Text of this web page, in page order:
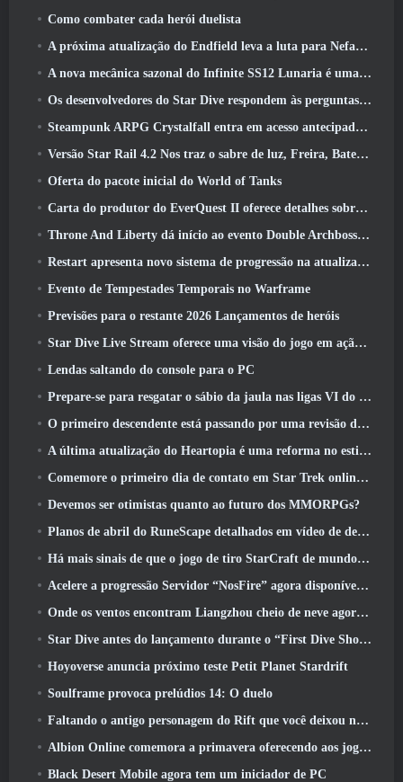
Como combater cada herói duelista
A próxima atualização do Endfield leva a luta para Nefarith
A nova mecânica sazonal do Infinite SS12 Lunaria é uma das “maiores adições” ao jogo
Os desenvolvedores do Star Dive respondem às perguntas dos jogadores em uma transmissão ao vivo surpresa
Steampunk ARPG Crystalfall entra em acesso antecipado, Mas não sem alguns problemas
Versão Star Rail 4.2 Nos traz o sabre de luz, Freira, Baterista Trailblazer e um emanador de euforia
Oferta do pacote inicial do World of Tanks
Carta do produtor do EverQuest II oferece detalhes sobre servidor de expansão bloqueado por tempo
Throne And Liberty dá início ao evento Double Archboss Spawn
Restart apresenta novo sistema de progressão na atualização da temporada SS4
Evento de Tempestades Temporais no Warframe
Previsões para o restante 2026 Lançamentos de heróis
Star Dive Live Stream oferece uma visão do jogo em ação antes do lançamento
Lendas saltando do console para o PC
Prepare-se para resgatar o sábio da jaula nas ligas VI do RuneScape da velha escola: Pactos Demoníacos
O primeiro descendente está passando por uma revisão de acordo com o Dev Stream
A última atualização do Heartopia é uma reforma no estilo Alice no país das maravilhas
Comemore o primeiro dia de contato em Star Trek online e ganhe uma nova versão do Nobel Intel Battlecruiser
Devemos ser otimistas quanto ao futuro dos MMORPGs?
Planos de abril do RuneScape detalhados em vídeo de desenvolvimento
Há mais sinais de que o jogo de tiro StarCraft de mundo aberto pode ser uma coisa real
Acelere a progressão Servidor “NosFire” agora disponível no NosTale
Onde os ventos encontram Liangzhou cheio de neve agora disponível com o lançamento da versão 1.5
Star Dive antes do lançamento durante o “First Dive Show”
Hoyoverse anuncia próximo teste Petit Planet Stardrift
Soulframe provoca prelúdios 14: O duelo
Faltando o antigo personagem do Rift que você deixou no servidor morto? Gamigo tem uma solução para isso
Albion Online comemora a primavera oferecendo aos jogadores uma linda montaria de coelhinho
Black Desert Mobile agora tem um iniciador de PC